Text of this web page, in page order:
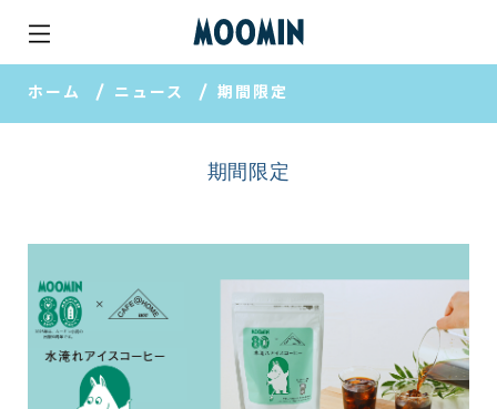
ホーム ニュース 期間限定
期間限定